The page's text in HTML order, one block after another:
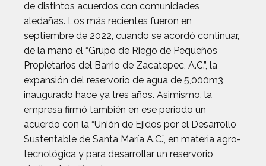
de distintos acuerdos con comunidades
aledañas. Los más recientes fueron en
septiembre de 2022, cuando se acordó continuar,
de la mano el “Grupo de Riego de Pequeños
Propietarios del Barrio de Zacatepec, A.C.”, la
expansión del reservorio de agua de 5,000m3
inaugurado hace ya tres años. Asimismo, la
empresa firmó también en ese periodo un
acuerdo con la “Unión de Ejidos por el Desarrollo
Sustentable de Santa María A.C.”, en materia agro-
tecnológica y para desarrollar un reservorio